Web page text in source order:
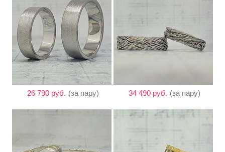
26 790 руб. (за пару) 34 490 руб. (за пару)